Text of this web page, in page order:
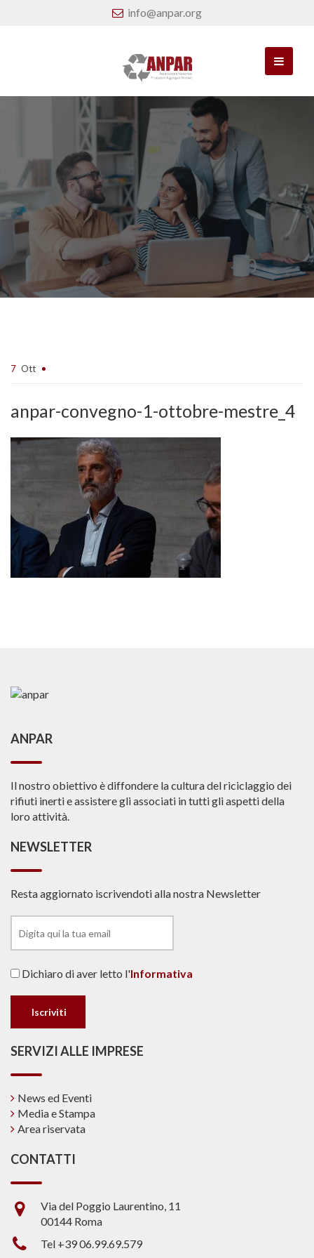
info@anpar.org
7 Ott
anpar-convegno-1-ottobre-mestre_4
ANPAR
Il nostro obiettivo è diffondere la cultura del riciclaggio dei
rifiuti inerti e assistere gli associati in tutti gli aspetti della
loro attività.
NEWSLETTER
Resta aggiornato iscrivendoti alla nostra Newsletter
Dichiaro di aver letto l'Informativa
SERVIZI ALLE IMPRESE
News ed Eventi
Media e Stampa
Area riservata
CONTATTI
Via del Poggio Laurentino, 11
00144 Roma
Tel +39 06.99.69.579